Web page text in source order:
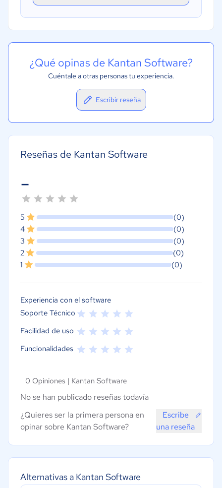
Alternativas a Kantan Software
¿Qué opinas de Kantan Software?
Cuéntale a otras personas tu experiencia.
Escribir reseña
Reseñas de Kantan Software
-
5
(0)
4
(0)
3
(0)
2
(0)
1
(0)
Experiencia con el software
Soporte Técnico
Facilidad de uso
Funcionalidades
0 Opiniones | Kantan Software
No se han publicado reseñas todavía
¿Quieres ser la primera persona en
opinar sobre Kantan Software?
Escribe
una reseña